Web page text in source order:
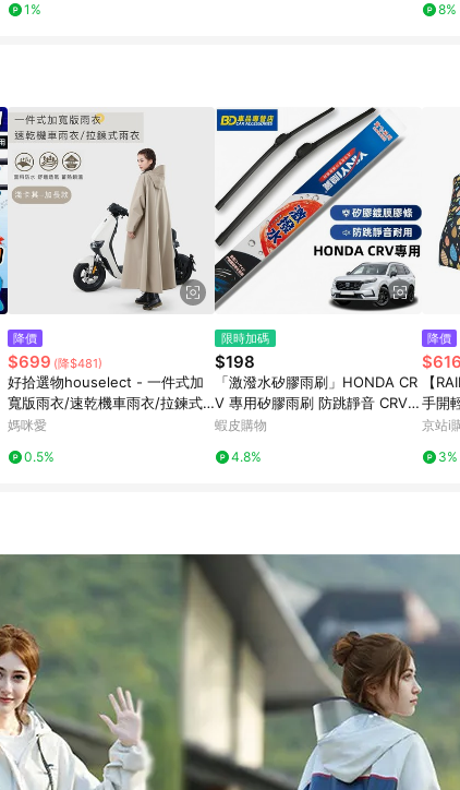
1%
8%
降價
$699 (降$481)
好拾選物houselect - 一件式加
寬版雨衣/速乾機車雨衣/拉鍊式
雨衣-(加長款)
媽咪愛
0.5%
限時加碼
$198
「激潑水矽膠雨刷」HONDA CR
V 專用矽膠雨刷 防跳靜音 CRV全
系 軟骨雨刷 CRV 鍍膜雨刷 本田
蝦皮購物
4.8%
降價
$616
【
手開
京站i
3%